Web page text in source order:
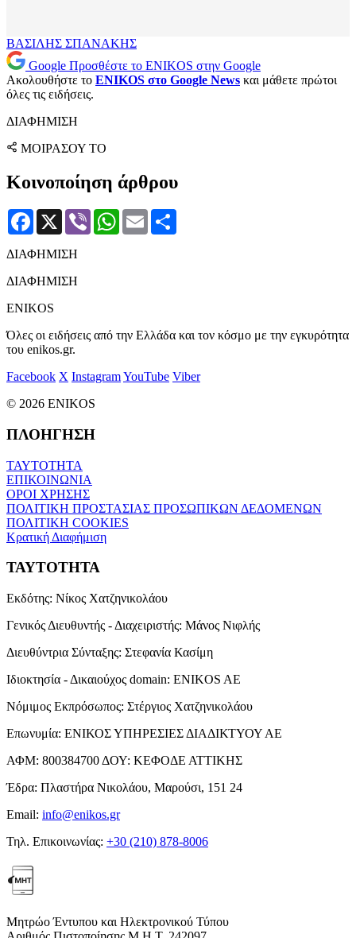
ΒΑΣΙΛΗΣ ΣΠΑΝΑΚΗΣ
Google Προσθέστε το ENIKOS στην Google
Ακολουθήστε το ENIKOS στο Google News και μάθετε πρώτοι
όλες τις ειδήσεις.
ΔΙΑΦΗΜΙΣΗ
ΜΟΙΡΑΣΟΥ ΤΟ
Κοινοποίηση άρθρου
Facebook
X Viber WhatsApp
Email
ΔΙΑΦΗΜΙΣΗ
ΔΙΑΦΗΜΙΣΗ
ENIKOS
Όλες οι ειδήσεις από την Ελλάδα και τον κόσμο με την εγκυρότητα
του enikos.gr.
Facebook X InstagramYouTube Viber
© 2026 ENIKOS
ΠΛΟΗΓΗΣΗ
ΤΑΥΤΟΤΗΤΑ
ΕΠΙΚΟΙΝΩΝΙΑ
ΟΡΟΙ ΧΡΗΣΗΣ
ΠΟΛΙΤΙΚΗ ΠΡΟΣΤΑΣΙΑΣ ΠΡΟΣΩΠΙΚΩΝ ΔΕΔΟΜΕΝΩΝ
ΠΟΛΙΤΙΚΗ COOKIES
Κρατική Διαφήμιση
ΤΑΥΤΟΤΗΤΑ
Εκδότης: Νίκος Χατζηνικολάου
Γενικός Διευθυντής - Διαχειριστής: Μάνος Νιφλής
Διευθύντρια Σύνταξης: Στεφανία Κασίμη
Ιδιοκτησία - Δικαιούχος domain: ENIKOS AE
Νόμιμος Εκπρόσωπος: Στέργιος Χατζηνικολάου
Επωνυμία: ΕΝΙΚΟΣ ΥΠΗΡΕΣΙΕΣ ΔΙΑΔΙΚΤΥΟΥ ΑΕ
ΑΦΜ: 800384700 ΔΟΥ: ΚΕΦΟΔΕ ΑΤΤΙΚΗΣ
Έδρα: Πλαστήρα Νικολάου, Μαρούσι, 151 24
Email: info@enikos.gr
Τηλ. Επικοινωνίας: +30 (210) 878-8006
Μητρώο Έντυπου και Ηλεκτρονικού Τύπου